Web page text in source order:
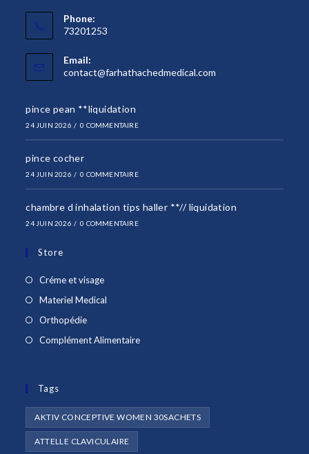
Phone:
73201253
Email:
contact@farhathachedmedical.com
pince pean **liquidation
24 JUIN 2026 / 0 COMMENTAIRE
pince cocher
24 JUIN 2026 / 0 COMMENTAIRE
chambre d inhalation tips haller **// liquidation
24 JUIN 2026 / 0 COMMENTAIRE
Store
Créme et visageS’ouvre
dans
Materiel Medical
OrthopédieS’ouvre
dans
Complément AlimentaireS’ouvre
onglet
Tags
AKTIV CONCEPTIVE WOMEN 30SACHETS
ATTELLE CLAVICULAIRE